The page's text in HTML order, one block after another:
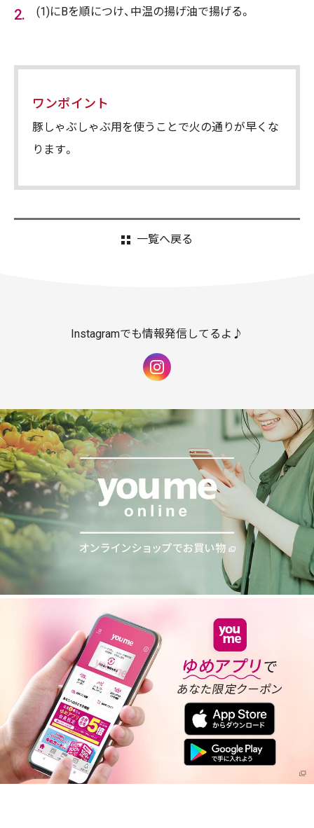
(1)にBを順につけ、中温の揚げ油で揚げる。
ワンポイント
豚しゃぶしゃぶ用を使うことで火の通りが早くな
ります。
一覧へ戻る
Instagramでも情報発信してるよ♪